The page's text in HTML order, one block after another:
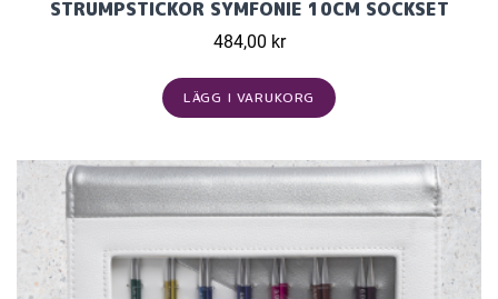
STRUMPSTICKOR SYMFONIE 10CM SOCKSET
484,00 kr
LÄGG I VARUKORG